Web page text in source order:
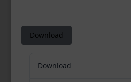
Download
Download